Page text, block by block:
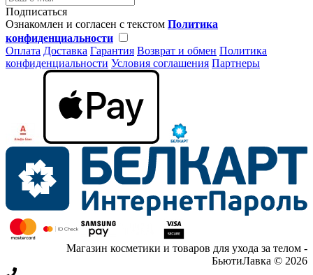
Подписаться
Ознакомлен и согласен с текстом Политика
конфиденциальности
Оплата Доставка Гарантия Возврат и обмен Политика
конфиденциальности Условия соглашения Партнеры
Магазин косметики и товаров для ухода за телом -
БьютиЛавка © 2026